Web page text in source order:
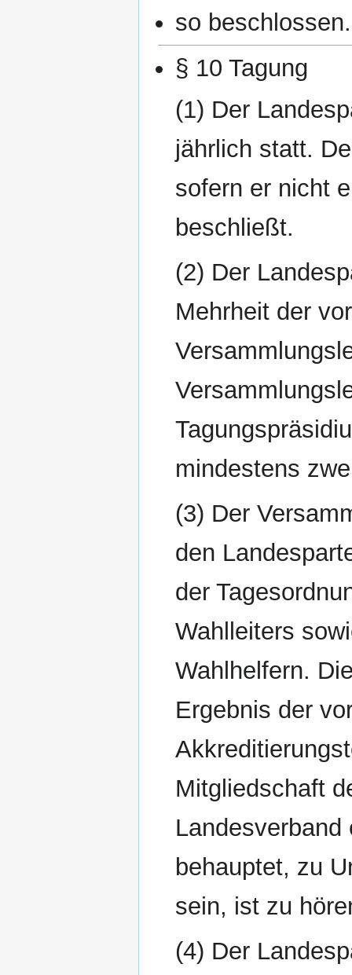
so beschlossen.
§ 10 Tagung
(1) Der
jährlich statt.
sofern er nicht
beschließt.
(2) Der
Mehrheit der
mindestens
(3) Der
den
der
Wahlleiters
Wahlhelfern.
Ergebnis der
Mitgliedschaft
behauptet, zu
sein, ist zu
(4) Der